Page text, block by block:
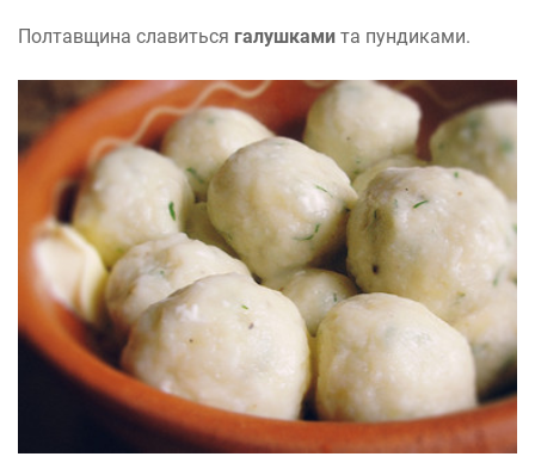
Полтавщина славиться галушками та пундиками.